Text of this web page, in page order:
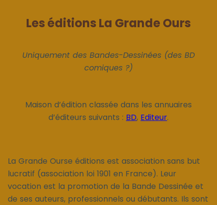
Les éditions La Grande Ours
Uniquement des Bandes-Dessinées (des BD
comiques ?)
Maison d’édition classée dans les annuaires
d’éditeurs suivants : BD, Editeur.
La Grande Ourse éditions est association sans but
lucratif (association loi 1901 en France). Leur
vocation est la promotion de la Bande Dessinée et
de ses auteurs, professionnels ou débutants. Ils sont